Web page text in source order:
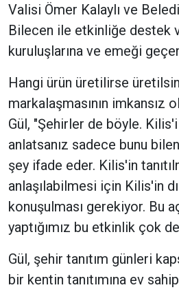
Valisi Ömer Kalaylı ve
Bilecen ile etkinliğe destek
kuruluşlarına ve emeği
Hangi ürün üretilirse üretilsin
markalaşmasının imkansız
Gül, "Şehirler de böyle.
anlatsanız sadece bunu
şey ifade eder. Kilis'in
anlaşılabilmesi için Kilis'in
konuşulması gerekiyor. Bu
yaptığımız bu etkinlik çok
Gül, şehir tanıtım günleri
bir kentin tanıtımına ev